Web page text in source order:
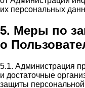
их персональных
5. Меры по
о
5.1. Администрация
и достаточные
защиты